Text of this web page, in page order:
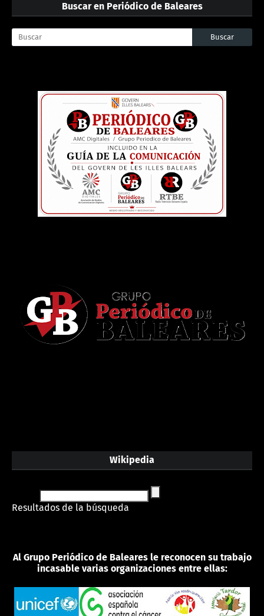
Buscar en Periódico de Baleares
Wikipedia
Resultados de la búsqueda
Al Grupo Periódico de Baleares le reconocen su trabajo
incasable varias organizaciones entre ellas: